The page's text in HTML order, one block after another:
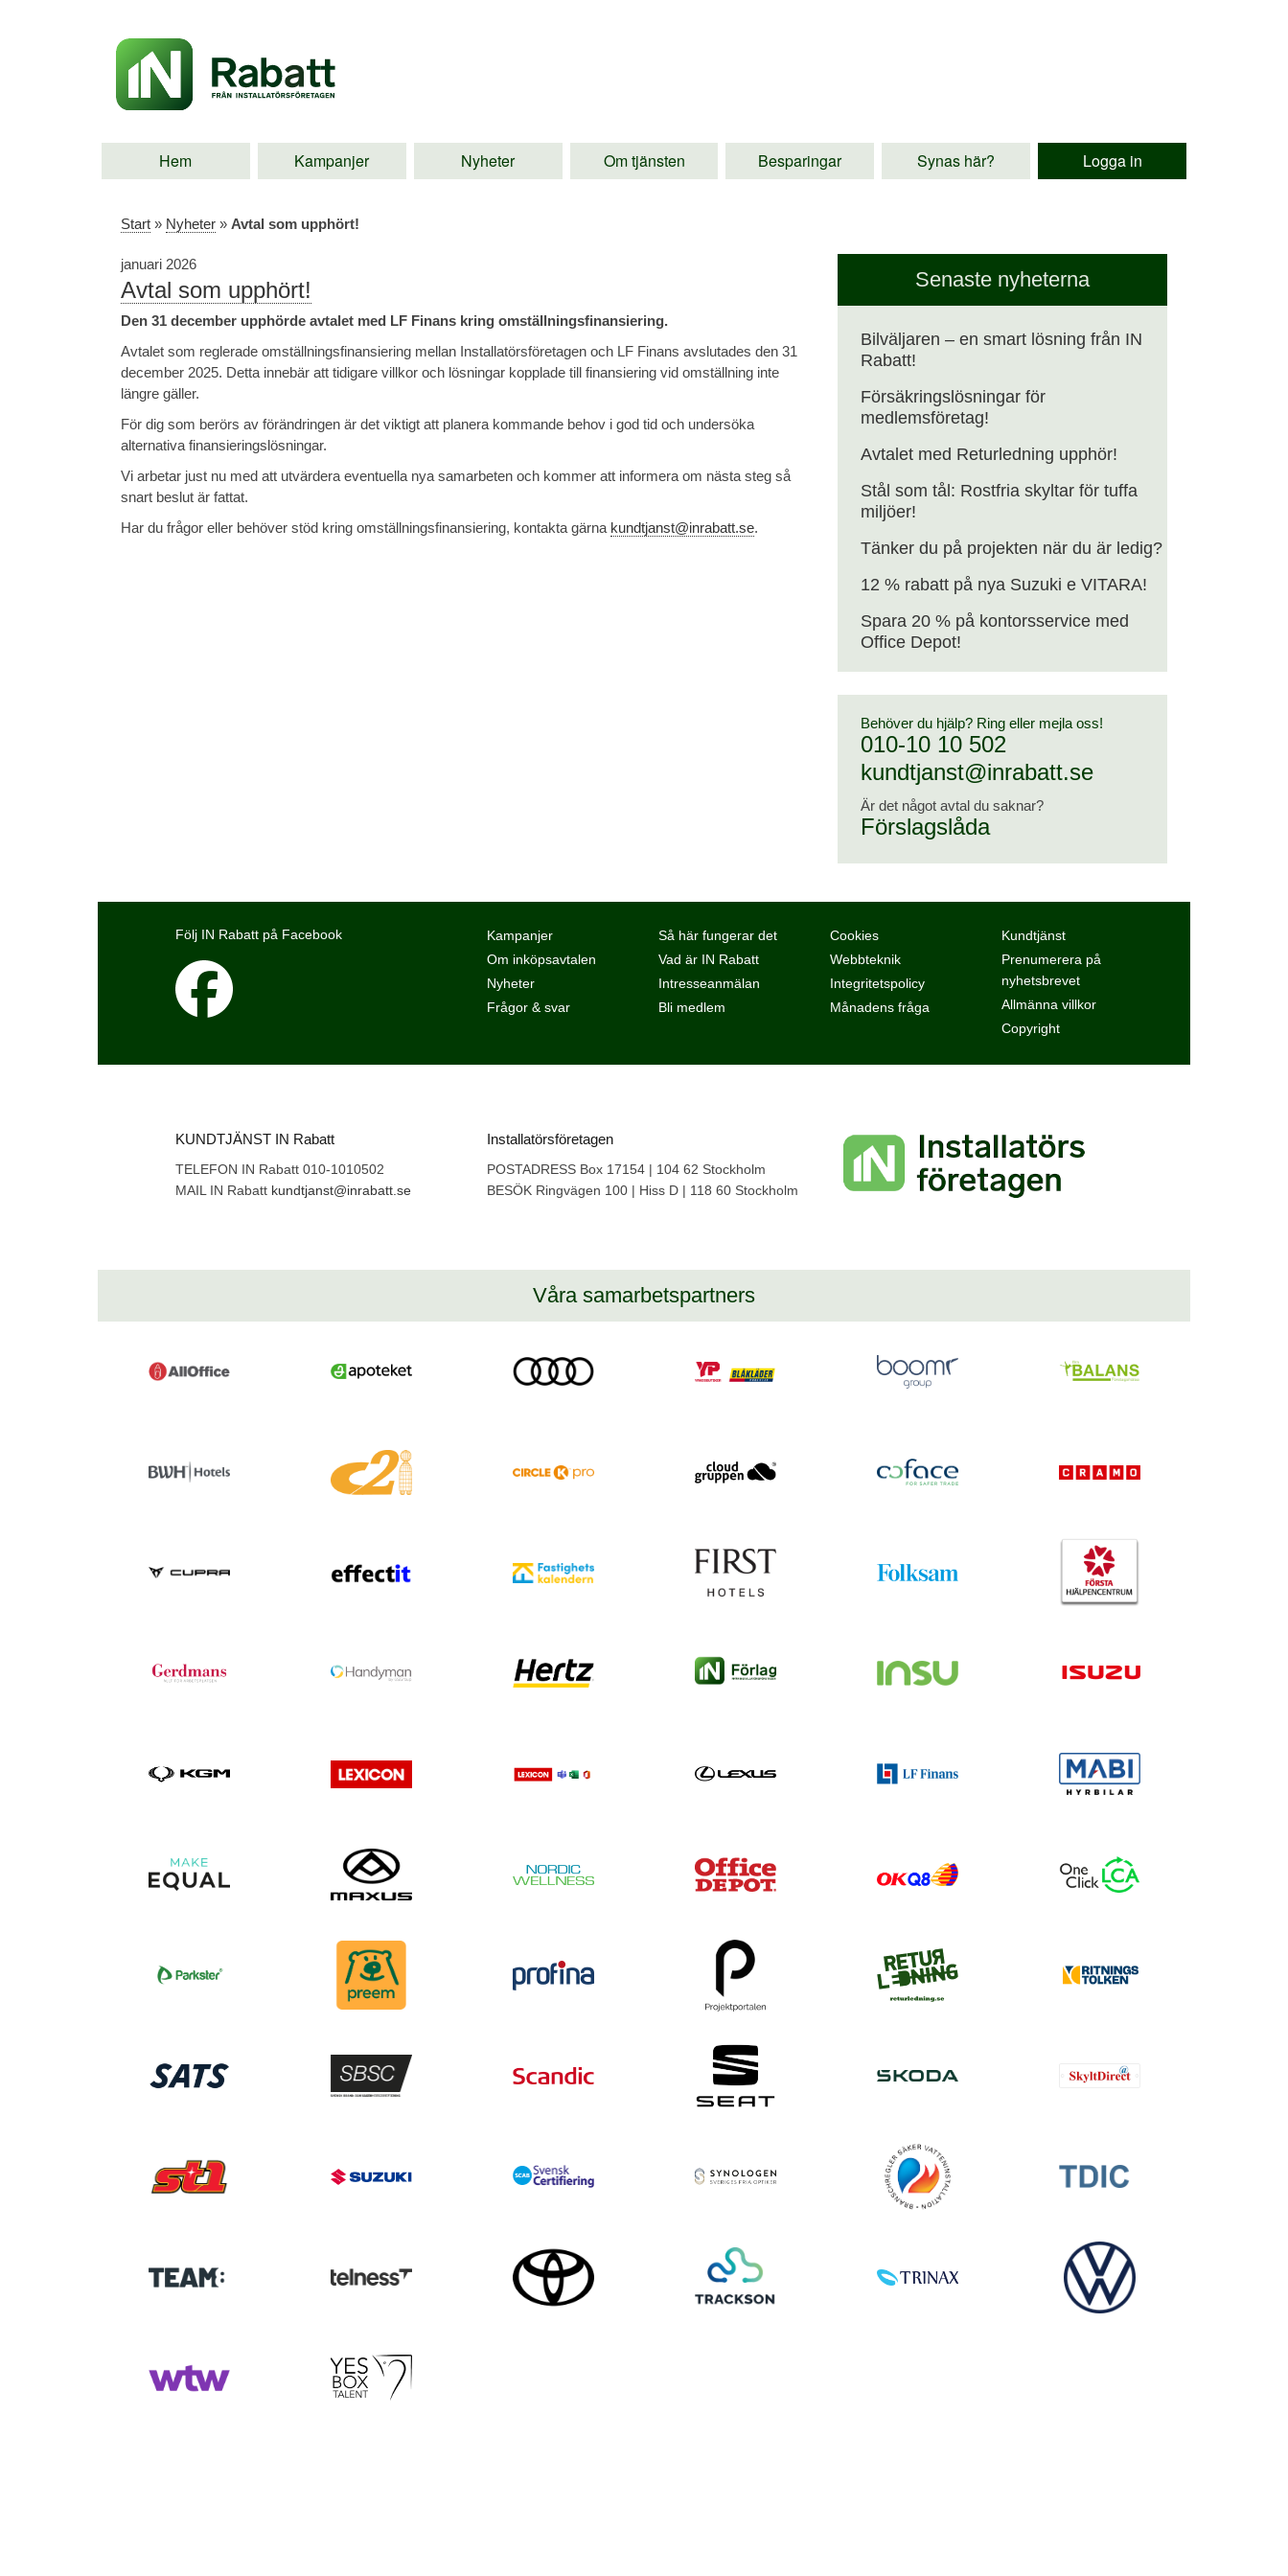
Hem Kampanjer Nyheter Om tjänsten Besparingar Synas här? Logga in
Start » Nyheter » Avtal som upphört!
januari 2026
Avtal som upphört!
Den 31 december upphörde avtalet med LF Finans kring omställningsfinansiering.
Avtalet som reglerade omställningsfinansiering mellan Installatörsföretagen och LF Finans avslutades den 31
december 2025. Detta innebär att tidigare villkor och lösningar kopplade till finansiering vid omställning inte
längre gäller.
För dig som berörs av förändringen är det viktigt att planera kommande behov i god tid och undersöka
alternativa finansieringslösningar.
Vi arbetar just nu med att utvärdera eventuella nya samarbeten och kommer att informera om nästa steg så
snart beslut är fattat.
Har du frågor eller behöver stöd kring omställningsfinansiering, kontakta gärna kundtjanst@inrabatt.se.
Senaste nyheterna
Bilväljaren – en smart lösning från IN
Rabatt!
Försäkringslösningar för
medlemsföretag!
Avtalet med Returledning upphör!
Stål som tål: Rostfria skyltar för tuffa
miljöer!
Tänker du på projekten när du är ledig?
12 % rabatt på nya Suzuki e VITARA!
Spara 20 % på kontorsservice med
Office Depot!
Behöver du hjälp? Ring eller mejla oss!
010-10 10 502
kundtjanst@inrabatt.se
Är det något avtal du saknar?
Förslagslåda
Följ IN Rabatt på Facebook
Kampanjer
Om inköpsavtalen
Nyheter
Frågor & svar
Så här fungerar det
Vad är IN Rabatt
Intresseanmälan
Bli medlem
Cookies
Webbteknik
Integritetspolicy
Månadens fråga
Kundtjänst
Prenumerera på
nyhetsbrevet
Allmänna villkor
Copyright
KUNDTJÄNST IN Rabatt
TELEFON IN Rabatt 010-1010502
MAIL IN Rabatt kundtjanst@inrabatt.se
Installatörsföretagen
POSTADRESS Box 17154 | 104 62 Stockholm
BESÖK Ringvägen 100 | Hiss D | 118 60 Stockholm
Våra samarbetspartners